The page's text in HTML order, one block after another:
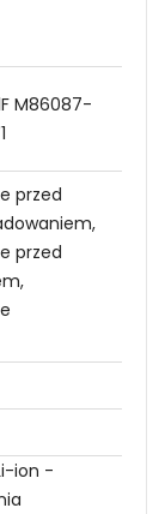
M86087-
przed
przed
ion -